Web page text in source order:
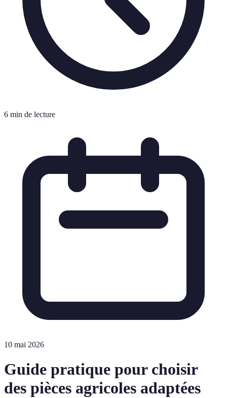
6 min de lecture
10 mai 2026
Guide pratique pour choisir
des pièces agricoles adaptées